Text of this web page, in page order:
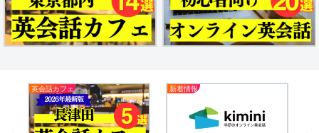
英会話カフェ 英会話カフェ